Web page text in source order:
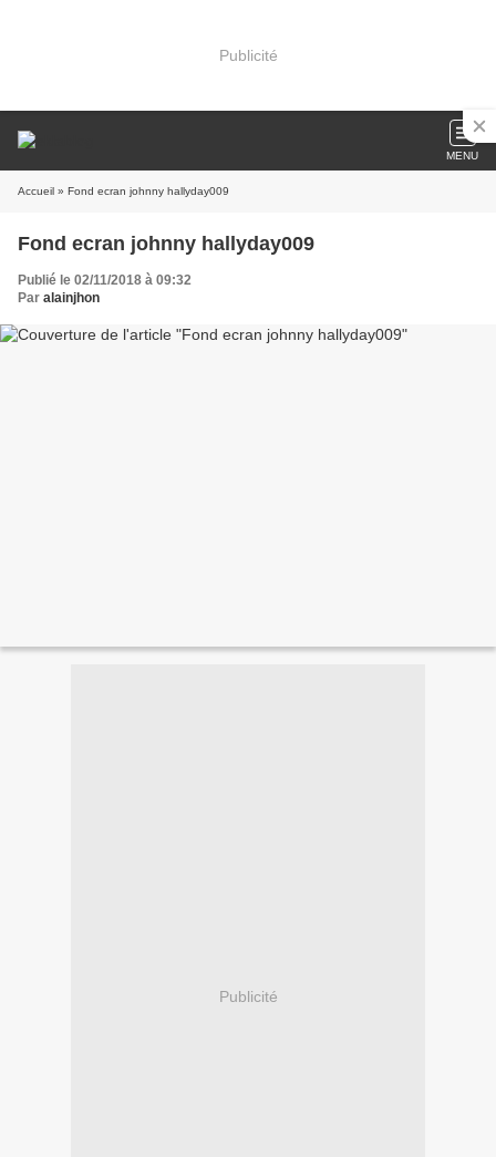
Publicité
MENU
Accueil » Fond ecran johnny hallyday009
Fond ecran johnny hallyday009
Publié le 02/11/2018 à 09:32
Par alainjhon
Publicité